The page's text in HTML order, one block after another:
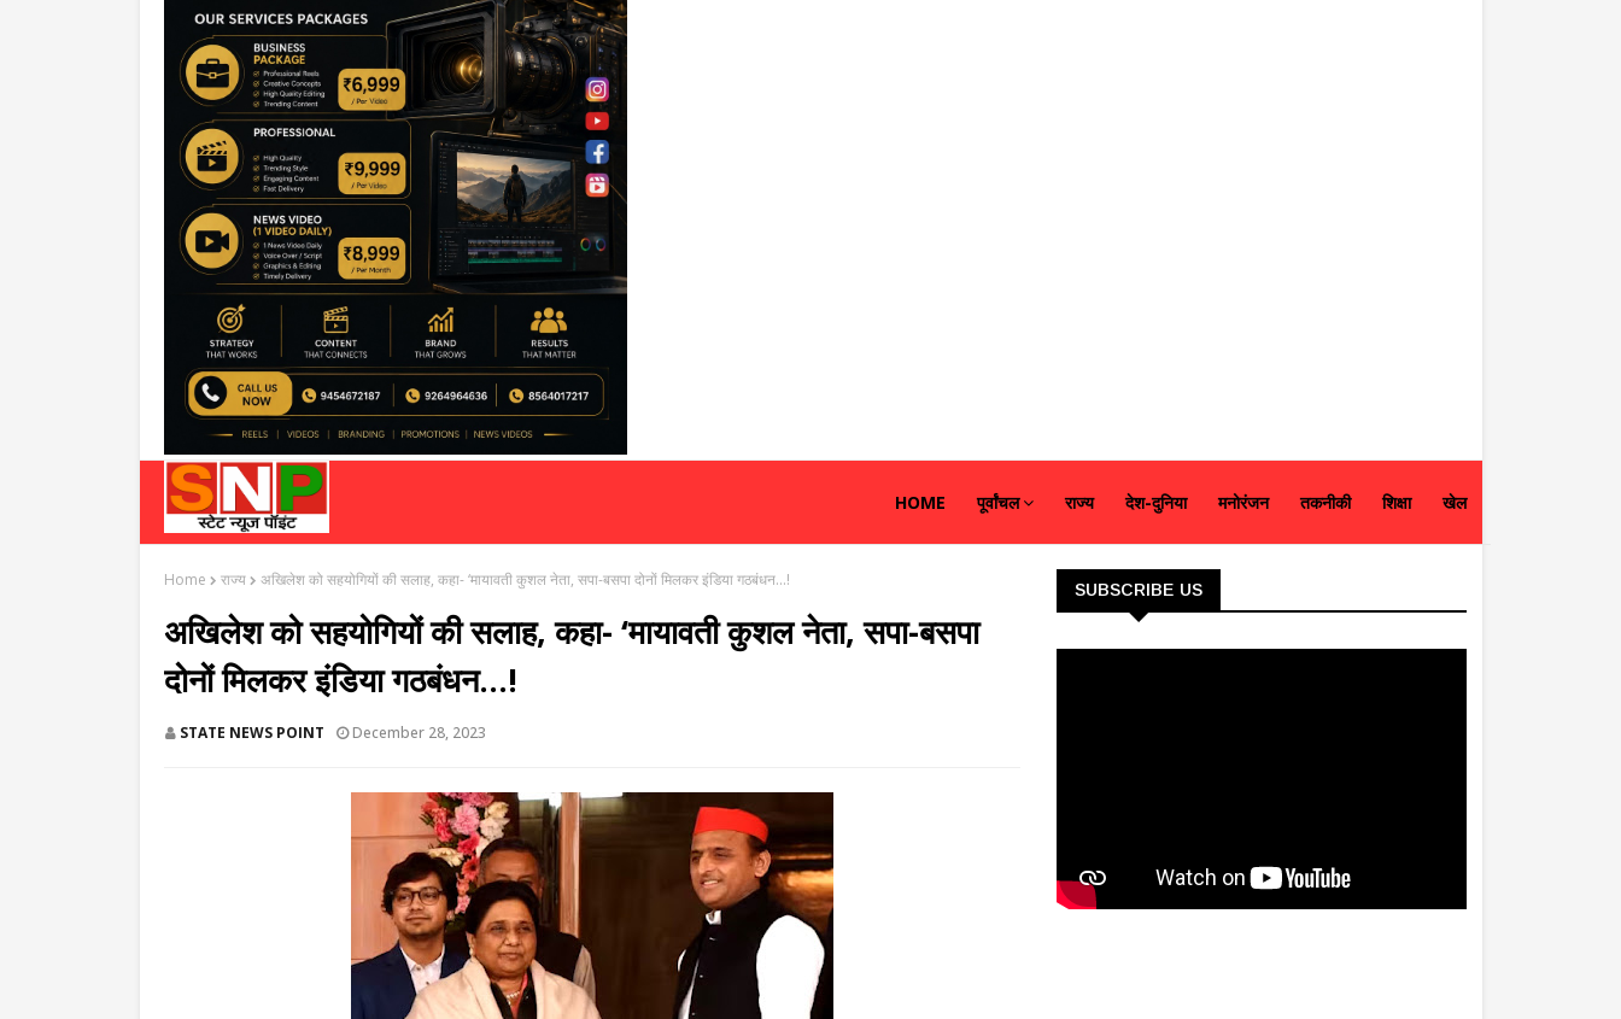
HOME पूर्वांचल राज्य देश-दुनिया मनोरंजन तकनीकी शिक्षा खेल
Home राज्य अखिलेश को सहयोगियों की सलाह, कहा- ‘मायावती कुशल नेता, सपा-बसपा दोनों मिलकर इंडिया गठबंधन...!
अखिलेश को सहयोगियों की सलाह, कहा- ‘मायावती कुशल नेता, सपा-बसपा
दोनों मिलकर इंडिया गठबंधन...!
STATE NEWS POINT December 28, 2023
SUBSCRIBE US